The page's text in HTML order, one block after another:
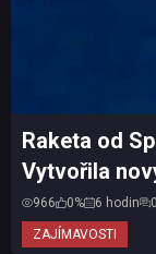
ZAJÍMAVOSTI
Raketa od
Vytvořila
vesmírného
966 0% 6 hodin 0